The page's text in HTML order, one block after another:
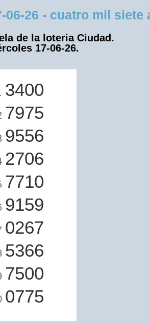
26 - cuatro mil siete
de la loteria Ciudad.
17-06-26.
3400
7975
9556
2706
7710
9159
0267
5366
7500
0775